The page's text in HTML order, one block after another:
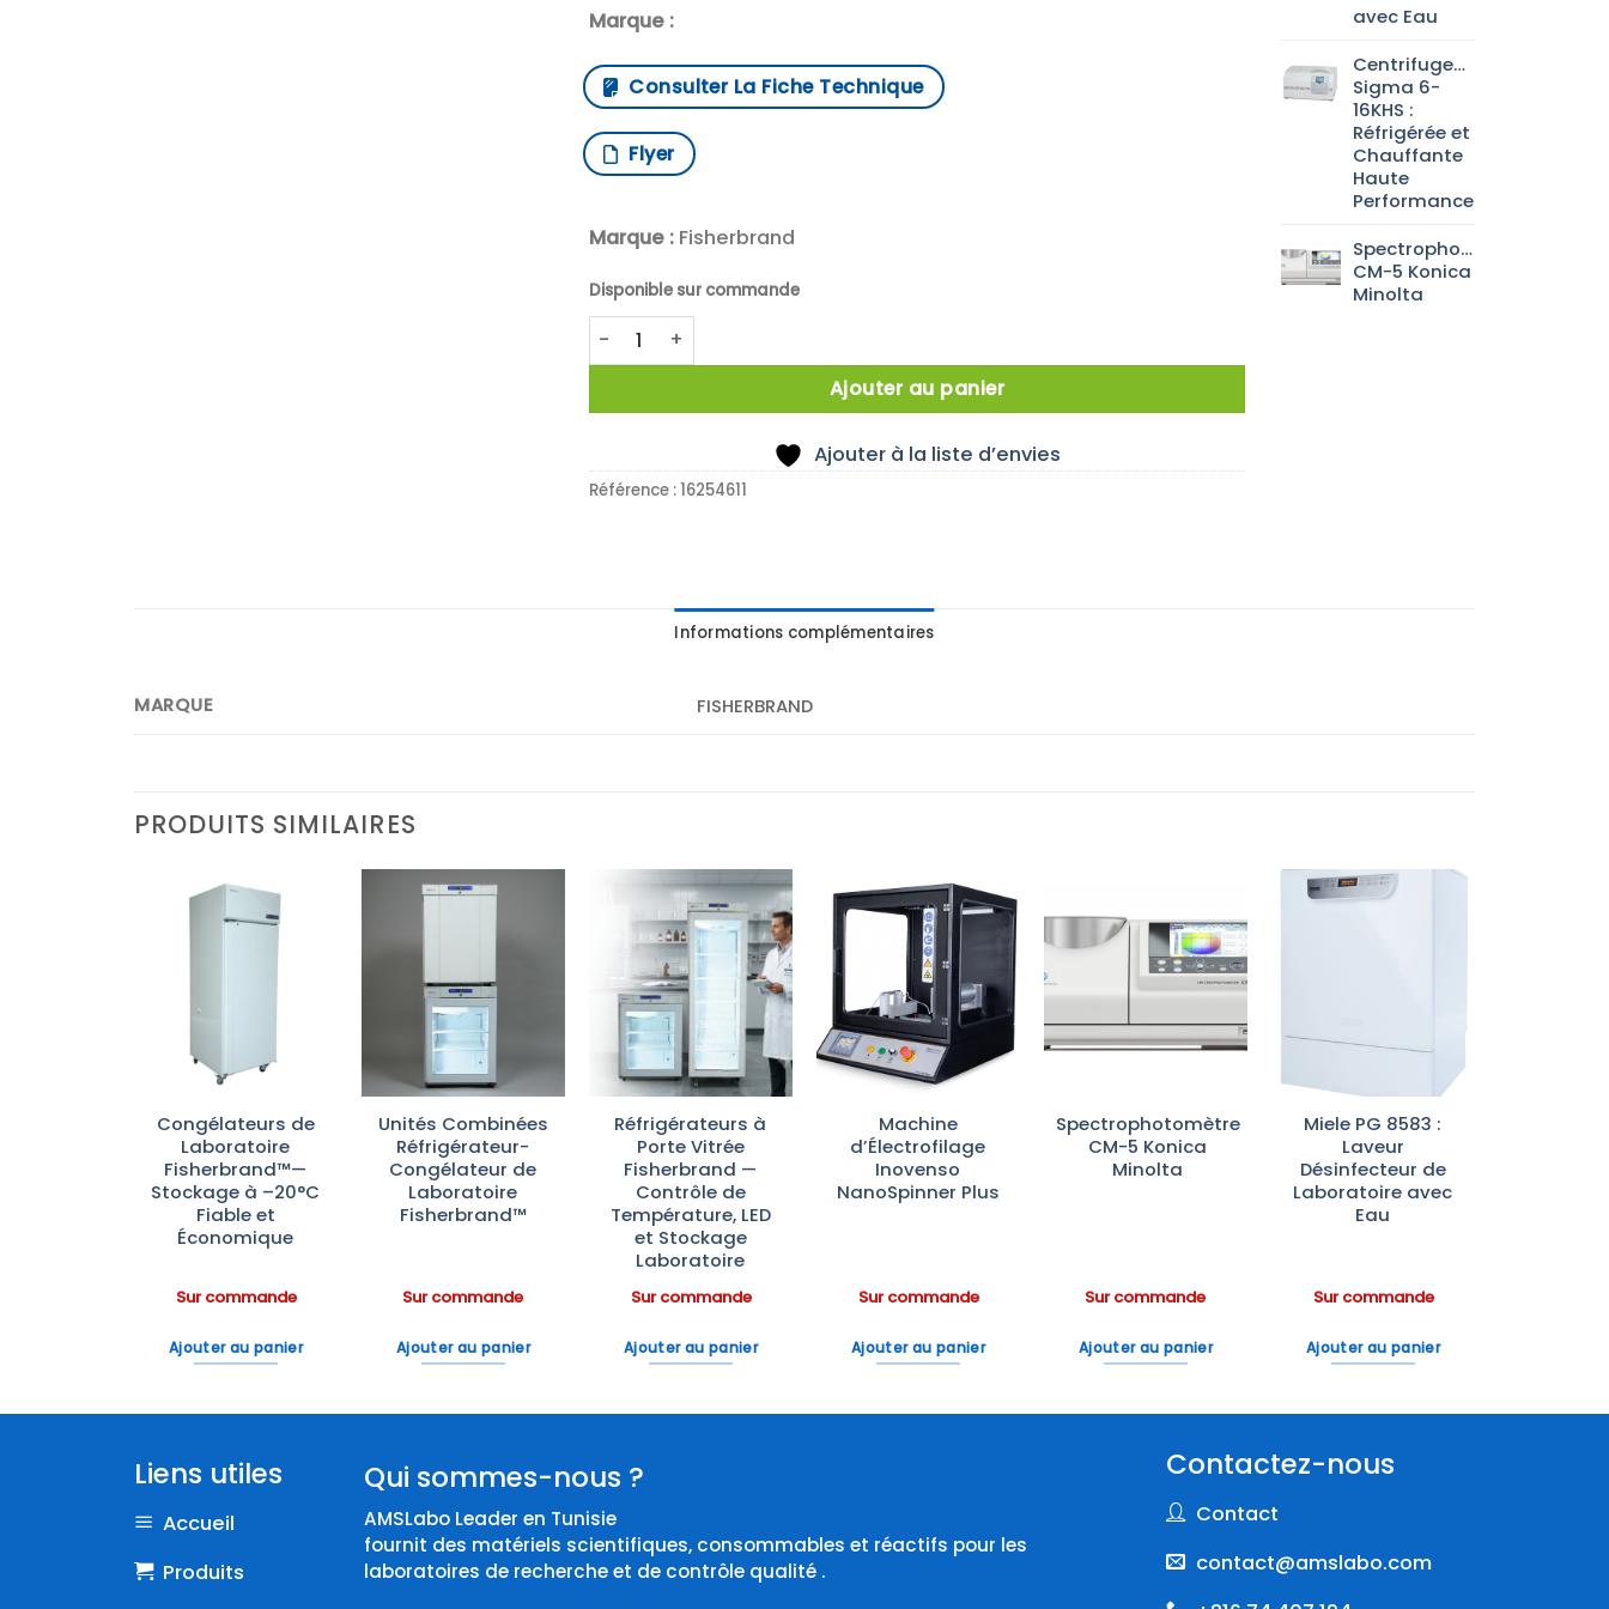
Marque :
Consulter La Fiche Technique
Flyer
Marque :Fisherbrand
Disponible sur commande
quantité de FB16 Pompe à palettes, Fisher, avec séparateur de
Ajouter au panier
Ajouter à la liste d’envies
Référence :16254611
avec Eau
Centrifugeuse
Sigma 6-
16KHS :
Réfrigérée et
Chauffante
Haute
Performance
Spectrophotomètre
CM-5 Konica
Minolta
Informations complémentaires
MARQUE FISHERBRAND
PRODUITS SIMILAIRES
Congélateurs de
Laboratoire
Fisherbrand™—
Stockage à –20°C
Fiable et
Économique
Sur commande
Ajouter au panier
Ajouter
à la liste
Unités Combinées
Réfrigérateur-
Congélateur de
Laboratoire
Fisherbrand™
Sur commande
Ajouter au panier
Ajouter
à la liste
d’envies
Réfrigérateurs à
Porte Vitrée
Fisherbrand —
Contrôle de
Température, LED
et Stockage
Laboratoire
Sur commande
Ajouter au panier
Ajouter
à la liste
d’envies
Machine
d’Électrofilage
Inovenso
NanoSpinner Plus
Sur commande
Ajouter au panier
Ajouter
Spectrophotomètre
CM-5 Konica
Minolta
Sur commande
Ajouter au panier
Miele PG 8583 :
Laveur
Désinfecteur de
Laboratoire avec
Eau
Sur commande
Ajouter au panier
Liens utiles
Accueil
Produits
Qui sommes-nous ?
AMSLabo Leader en Tunisie
fournit des matériels scientifiques, consommables et réactifs pour les
laboratoires de recherche et de contrôle qualité .
Contactez-nous
Contact
contact@amslabo.com